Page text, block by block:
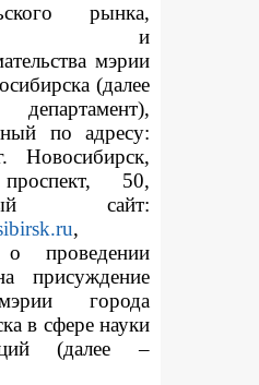
рынка,
и
мэрии
(далее
по адресу:
Новосибирск,
50,
сайт:
,
о проведении
присуждение
города
в сфере науки
(далее –